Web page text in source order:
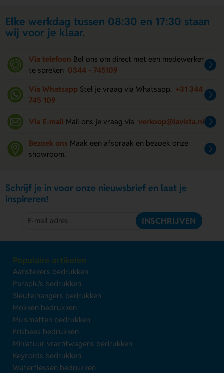
Elke werkdag tussen 08:30 en 17:30 staan
wij voor je klaar.
Via telefoon Bel ons om direct met een medewerker
te spreken 0344 - 745109
Via Whatsapp Stel je vraag via Whatsapp. +31 344
745 109
Via E-mail Mail ons je vraag via verkoop@lavista.nl
Bezoek ons Maak een afspraak en bezoek onze
showroom.
Schrijf je in voor onze nieuwsbrief en laat je
inspireren!
INSCHRIJVEN
Populaire artikelen
Aanstekers bedrukken
Paraplu's bedrukken
Sleutelhangers bedrukken
Mokken bedrukken
Muismatten bedrukken
Frisbees bedrukken
Miniatuur vrachtwagens bedrukken
Keycords bedrukken
Waterflessen bedrukken